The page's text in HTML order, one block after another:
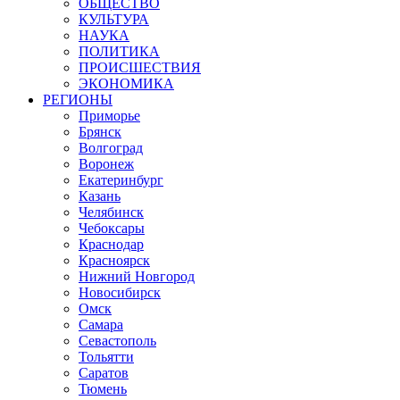
ОБЩЕСТВО
КУЛЬТУРА
НАУКА
ПОЛИТИКА
ПРОИСШЕСТВИЯ
ЭКОНОМИКА
РЕГИОНЫ
Приморье
Брянск
Волгоград
Воронеж
Екатеринбург
Казань
Челябинск
Чебоксары
Краснодар
Красноярск
Нижний Новгород
Новосибирск
Омск
Самара
Севастополь
Тольятти
Саратов
Тюмень